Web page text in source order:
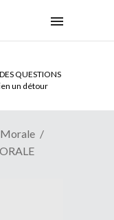
QUESTIONS
un détour